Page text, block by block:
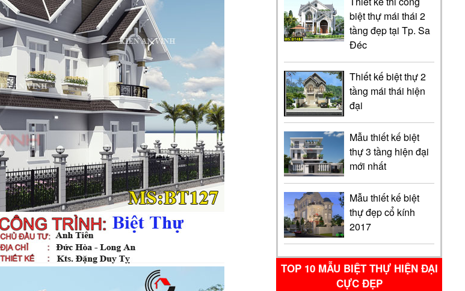
biệt thự mái thái 2
tầng đẹp tại Tp. Sa
Đéc
Thiết kế biệt thự 2
tầng mái thái hiện
đại
Mẫu thiết kế biệt
thự 3 tầng hiện đại
mới nhất
Mẫu thiết kế biệt
thự đẹp cổ kính
2017
TOP 10 MẪU BIỆT THỰ HIỆN ĐẠI
CỰC ĐẸP